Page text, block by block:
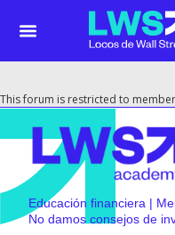
This forum is restricted to
Educación financiera |
No damos consejos de